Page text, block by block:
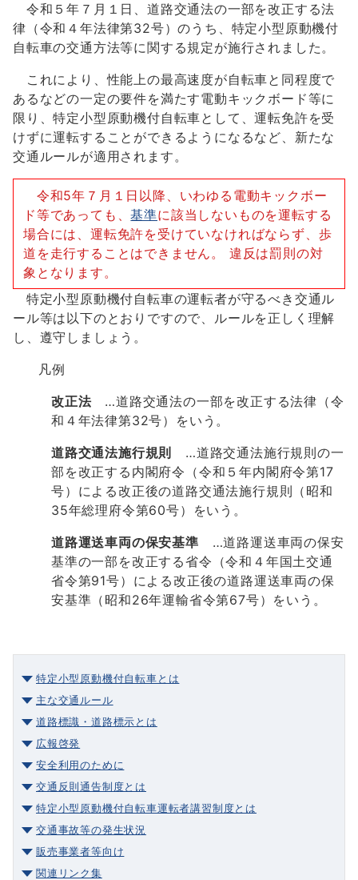
令和５年７月１日、道路交通法の一部を改正する法
律（令和４年法律第32号）のうち、特定小型原動機付
自転車の交通方法等に関する規定が施行されました。
これにより、性能上の最高速度が自転車と同程度で
あるなどの一定の要件を満たす電動キックボード等に
限り、特定小型原動機付自転車として、運転免許を受
けずに運転することができるようになるなど、新たな
交通ルールが適用されます。
令和5年７月１日以降、いわゆる電動キックボー
ド等であっても、基準に該当しないものを運転する
場合には、運転免許を受けていなければならず、歩
道を走行することはできません。 違反は罰則の対
象となります。
特定小型原動機付自転車の運転者が守るべき交通ル
ール等は以下のとおりですので、ルールを正しく理解
し、遵守しましょう。
凡例
改正法…道路交通法の一部を改正する法律（令
和４年法律第32号）をいう。
道路交通法施行規則
…道路交通法施行規則の一
部を改正する内閣府令（令和５年内閣府令第17
号）による改正後の道路交通法施行規則（昭和
35年総理府令第60号）をいう。
道路運送車両の保安基準 …道路運送車両の保安
基準の一部を改正する省令（令和４年国土交通
省令第91号）による改正後の道路運送車両の保
安基準（昭和26年運輸省令第67号）をいう。
特定小型原動機付自転車とは
主な交通ルール
道路標識・道路標示とは
広報啓発
安全利用のために
交通反則通告制度とは
特定小型原動機付自転車運転者講習制度とは
交通事故等の発生状況
販売事業者等向け
関連リンク集